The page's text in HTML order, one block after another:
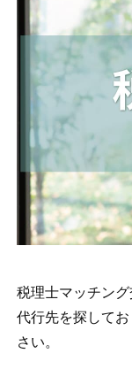
税理士マッチン
代行先を探して
さい。